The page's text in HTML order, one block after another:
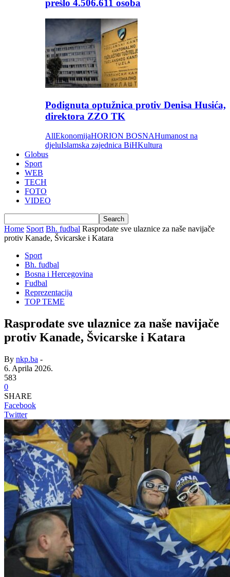
prešlo 4.506.611 osoba
Podignuta optužnica protiv Denisa Husića,
direktora ZZO TK
AllEkonomijaHORION BOSNAHumanost na
djeluIslamska zajednica BiHKultura
Globus
Sport
WEB
TECH
FOTO
VIDEO
Home Sport Bh. fudbal Rasprodate sve ulaznice za naše navijače
protiv Kanade, Švicarske i Katara
Sport
Bh. fudbal
Bosna i Hercegovina
Fudbal
Reprezentacija
TOP TEME
Rasprodate sve ulaznice za naše navijače
protiv Kanade, Švicarske i Katara
By nkp.ba -
6. Aprila 2026.
583
0
SHARE
Facebook
Twitter